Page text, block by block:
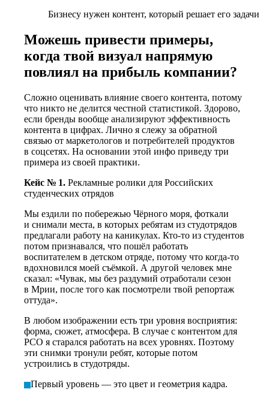
Бизнесу нужен контент, который решает его задачи
Можешь привести примеры,
когда твой визуал напрямую
повлиял на прибыль компании?
Сложно оценивать влияние своего контента, потому
что никто не делится честной статистикой. Здорово,
если бренды вообще анализируют эффективность
контента в цифрах. Лично я слежу за обратной
связью от маркетологов и потребителей продуктов
в соцсетях. На основании этой инфо приведу три
примера из своей практики.
Кейс № 1. Рекламные ролики для Российских
студенческих отрядов
Мы ездили по побережью Чёрного моря, фоткали
и снимали места, в которых ребятам из студотрядов
предлагали работу на каникулах. Кто-то из студентов
потом признавался, что пошёл работать
воспитателем в детском отряде, потому что когда-то
вдохновился моей съёмкой. А другой человек мне
сказал: «Чувак, мы без раздумий отработали сезон
в Мрии, после того как посмотрели твой репортаж
оттуда».
В любом изображении есть три уровня восприятия:
форма, сюжет, атмосфера. В случае с контентом для
РСО я старался работать на всех уровнях. Поэтому
эти снимки тронули ребят, которые потом
устроились в студотряды.
Первый уровень — это цвет и геометрия кадра.